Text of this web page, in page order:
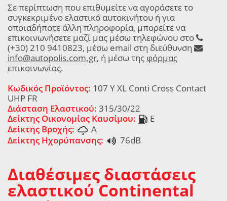
Σε περίπτωση που επιθυμείτε να αγοράσετε το
συγκεκριμένο ελαστικό αυτοκινήτου ή για
οποιαδήποτε άλλη πληροφορία, μπορείτε να
επικοινωνήσετε μαζί μας μέσω τηλεφώνου στο
(+30) 210 9410823, μέσω email στη διεύθυνση
info@autopolis.com.gr, ή μέσω της φόρμας
επικοινωνίας.
Κωδικός Προϊόντος: 107 Y XL Conti Cross Contact
UHP FR
Διάσταση Ελαστικού: 315/30/22
Δείκτης Οικονομίας Καυσίμου:
E
Δείκτης Βροχής:
A
Δείκτης Ηχορύπανσης:
76dB
Διαθέσιμες διαστάσεις
ελαστικού Continental